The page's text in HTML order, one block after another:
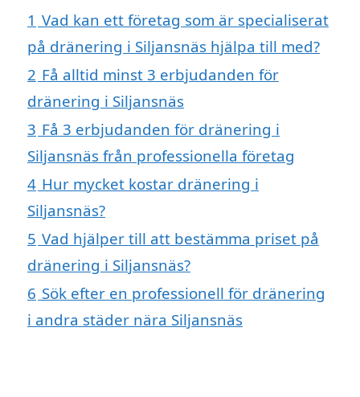
1 Vad kan ett företag som är specialiserat
på dränering i Siljansnäs hjälpa till med?
2 Få alltid minst 3 erbjudanden för
dränering i Siljansnäs
3 Få 3 erbjudanden för dränering i
Siljansnäs från professionella företag
4 Hur mycket kostar dränering i
Siljansnäs?
5 Vad hjälper till att bestämma priset på
dränering i Siljansnäs?
6 Sök efter en professionell för dränering
i andra städer nära Siljansnäs